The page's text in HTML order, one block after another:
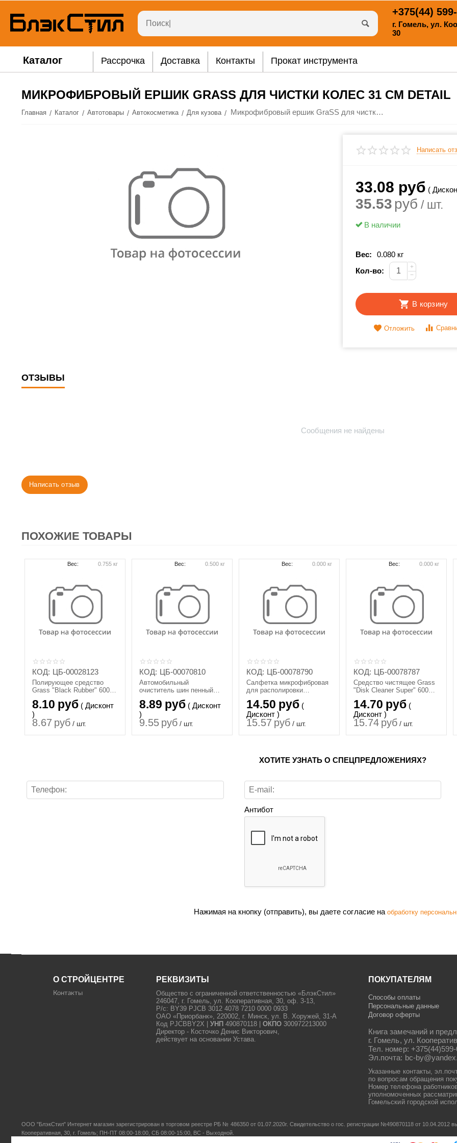
+375(44)
г. Гомель, ул.
30
Каталог Рассрочка Доставка Контакты Прокат инструмента
МИКРОФИБРОВЫЙ ЕРШИК GRASS ДЛЯ ЧИСТКИ КОЛЕС 31 СМ DETAIL
Главная / Каталог / Автотовары / Автокосметика / Для кузова / Микрофибровый ершик GraSS для чистки колес 31 см Detail
Написать
33.08 руб (
35.53 руб / шт.
В наличии
Вес:
0.080 кг
Кол-во:
+
−
В корзину
Отложить
ОТЗЫВЫ
Сообщения не найдены
Написать отзыв
ПОХОЖИЕ ТОВАРЫ
КОД: ЦБ-00028123
Полирующее средство
Grass "Black Rubber" 600
8.10 руб ( Дисконт
)
8.67 руб / шт.
Вес: 0.755 кг
КОД: ЦБ-00070810
Автомобильный
очиститель шин пенный
AVS (аэрозоль) 520 мл.
8.89 руб ( Дисконт
)
9.55 руб / шт.
Вес: 0.500 кг
КОД: ЦБ-00078790
Салфетка микрофибровая
для располировки
составов Detail PW "Plush
Wipe", 40х40
14.50 руб (
Дисконт )
15.57 руб / шт.
Вес: 0.000 кг
КОД: ЦБ-00078787
Средство чистящее Grass
"Disk Cleaner Super" 600
14.70 руб (
Дисконт )
15.74 руб / шт.
Вес: 0.000 кг
ХОТИТЕ УЗНАТЬ О СПЕЦПРЕДЛОЖЕНИЯХ?
Антибот
Нажимая на кнопку (отправить), вы даете согласие на обработку
О СТРОЙЦЕНТРЕ
Контакты
РЕКВИЗИТЫ
Общество с ограниченной ответственностью «БлэкСтил»
246047, г. Гомель, ул. Кооперативная, 30, оф. 3-13,
Р/с: BY39 PJCB 3012 4078 7210 0000 0933
ОАО «Приорбанк», 220002, г. Минск, ул. В. Хоружей, 31-А
Код PJCBBY2X |УНП 490870118 |ОКПО 300972213000
Директор - Косточко Денис Викторович,
действует на основании Устава.
ПОКУПАТЕЛЯМ
Способы оплаты
Персональные данные
Договор оферты
Книга замечаний и
г. Гомель, ул.
Тел. номер:
Эл.почта: bc-
Указанные контакты,
по вопросам обращения
Номер телефона
уполномоченных
Гомельский городской
ООО "БлэкСтил" Интернет магазин зарегистрирован в торговом реестре РБ № 486350 от 01.07.2020г. Свидетельство о гос. регистрации №490870118 от
Кооперативная, 30, г. Гомель; ПН-ПТ 08:00-18:00, СБ 08:00-15:00, ВС - Выходной.